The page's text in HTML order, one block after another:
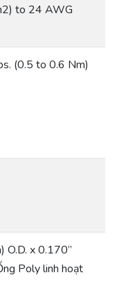
to 24 AWG
(0.5 to 0.6 Nm)
O.D. x 0.170”
Poly linh hoạt